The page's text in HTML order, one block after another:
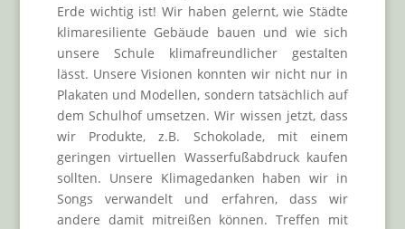
Erde wichtig ist! Wir haben gelernt, wie Städte
klimaresiliente Gebäude bauen und wie sich
unsere Schule klimafreundlicher gestalten
lässt. Unsere Visionen konnten wir nicht nur in
Plakaten und Modellen, sondern tatsächlich auf
dem Schulhof umsetzen. Wir wissen jetzt, dass
wir Produkte, z.B. Schokolade, mit einem
geringen virtuellen Wasserfußabdruck kaufen
sollten. Unsere Klimagedanken haben wir in
Songs verwandelt und erfahren, dass wir
andere damit mitreißen können. Treffen mit